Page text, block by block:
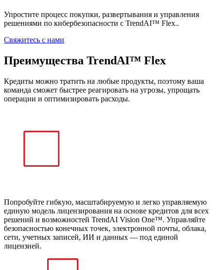
Упростите процесс покупки, развертывания и управления
решениями по кибербезопасности с TrendAI™ Flex..
Свяжитесь с нами
Преимущества TrendAI™ Flex
Кредиты можно тратить на любые продукты, поэтому ваша
команда сможет быстрее реагировать на угрозы, упрощать
операции и оптимизировать расходы.
Попробуйте гибкую, масштабируемую и легко управляемую
единую модель лицензирования на основе кредитов для всех
решений и возможностей TrendAI Vision One™. Управляйте
безопасностью конечных точек, электронной почты, облака,
сети, учетных записей, ИИ и данных — под единой
лицензией.